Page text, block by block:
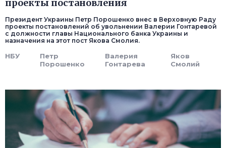
проекты постановления
Президент Украины Петр Порошенко внес в Верховную Раду
проекты постановлений об увольнении Валерии Гонтаревой
с должности главы Национального банка Украины и
назначения на этот пост Якова Смолия.
НБУ
Петр
Порошенко
Валерия
Гонтарева
Яков
Смолий